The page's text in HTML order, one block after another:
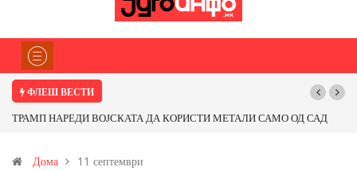
ФЛЕШ ВЕСТИ
ТРАМП НАРЕДИ ВОЈСКАТА ДА КОРИСТИ МЕТАЛИ САМО ОД САД
Иловица и со антимонот?
Дома 11 септември